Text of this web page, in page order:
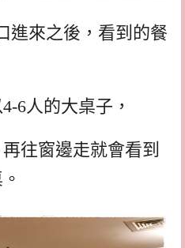
進來之後，看到的餐
6人的大桌子，
往窗邊走就會看到